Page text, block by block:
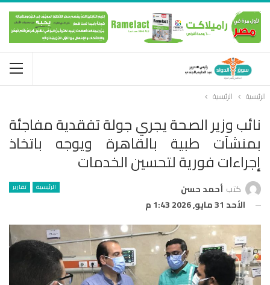
الرئيسية الرئيسية
نائب وزير الصحة يجري جولة تفقدية مفاجئة
بمنشآت طبية بالقاهرة ويوجه باتخاذ
إجراءات فورية لتحسين الخدمات
الرئيسية تقارير كتب أحمد حسن
الأحد 31 مايو, 2026 1:43 م